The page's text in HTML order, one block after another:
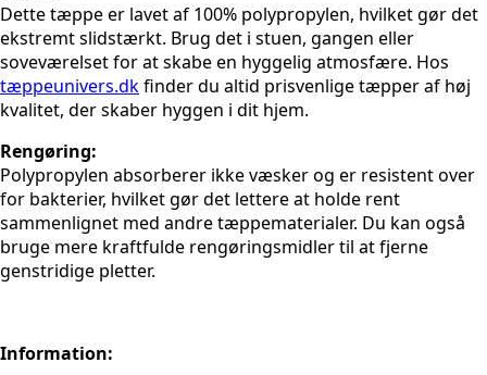
Dette tæppe er lavet af 100% polypropylen, hvilket gør det
ekstremt slidstærkt. Brug det i stuen, gangen eller
soveværelset for at skabe en hyggelig atmosfære. Hos
tæppeunivers.dkfinder du altid prisvenlige tæpper af høj
kvalitet, der skaber hyggen i dit hjem.
Rengøring:
Polypropylen absorberer ikke væsker og er resistent over
for bakterier, hvilket gør det lettere at holde rent
sammenlignet med andre tæppematerialer. Du kan også
bruge mere kraftfulde rengøringsmidler til at fjerne
genstridige pletter.
Information: